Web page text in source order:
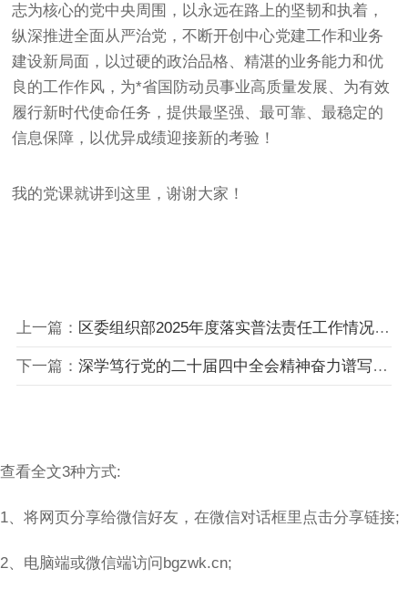
志为核心的党中央周围，以永远在路上的坚韧和执着，
纵深推进全面从严治党，不断开创中心党建工作和业务
建设新局面，以过硬的政治品格、精湛的业务能力和优
良的工作作风，为*省国防动员事业高质量发展、为有效
履行新时代使命任务，提供最坚强、最可靠、最稳定的
信息保障，以优异成绩迎接新的考验！
我的党课就讲到这里，谢谢大家！
上一篇： 区委组织部2025年度落实普法责任工作情况总结
下一篇： 深学笃行党的二十届四中全会精神奋力谱写XX州住建事业高质量发展新篇章——XX州住建局局长专题宣讲稿
查看全文3种方式:
1、将网页分享给微信好友，在微信对话框里点击分享链接;
2、电脑端或微信端访问bgzwk.cn;